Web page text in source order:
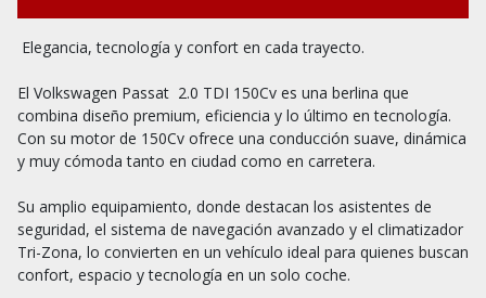
El Volkswagen Passat  2.0 TDI 150Cv es una berlina que
combina diseño premium, eficiencia y lo último en tecnología.
Con su motor de 150Cv ofrece una conducción suave, dinámica
y muy cómoda tanto en ciudad como en carretera.
Su amplio equipamiento, donde destacan los asistentes de
seguridad, el sistema de navegación avanzado y el climatizador
Tri-Zona, lo convierten en un vehículo ideal para quienes buscan
confort, espacio y tecnología en un solo coche.